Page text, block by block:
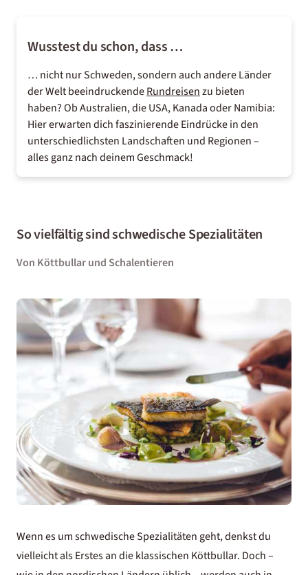
Wusstest du schon, dass …
… nicht nur Schweden, sondern auch andere Länder
der Welt beeindruckendeRundreisenzu bieten
haben? Ob Australien, die USA, Kanada oder Namibia:
Hier erwarten dich faszinierende Eindrücke in den
unterschiedlichsten Landschaften und Regionen –
alles ganz nach deinem Geschmack!
So vielfältig sind schwedische Spezialitäten
Von Köttbullar und Schalentieren
Wenn es um schwedische Spezialitäten geht, denkst du
vielleicht als Erstes an die klassischen Köttbullar. Doch –